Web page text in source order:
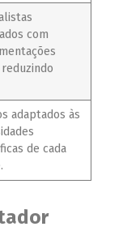
com
adaptados às
de cada